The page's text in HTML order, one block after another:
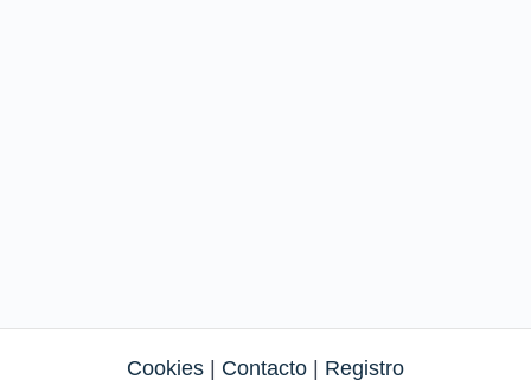
Cookies Contacto Registro